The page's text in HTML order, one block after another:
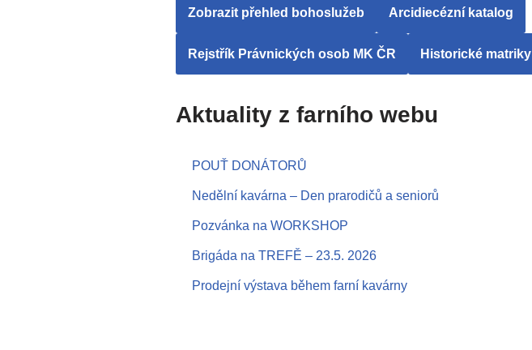
Zobrazit přehled bohoslužeb Arcidiecézní katalog
Rejstřík Právnických osob MK ČR Historické matriky
Aktuality z farního webu
POUŤ DONÁTORŮ
Nedělní kavárna – Den prarodičů a seniorů
Pozvánka na WORKSHOP
Brigáda na TREFĚ – 23.5. 2026
Prodejní výstava během farní kavárny